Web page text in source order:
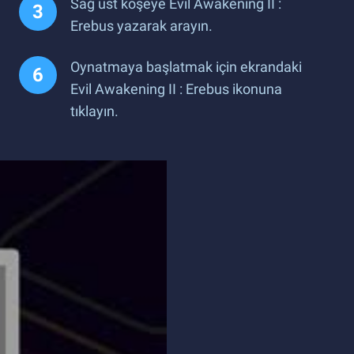
Sağ üst köşeye Evil Awakening II :
Erebus yazarak arayın.
Oynatmaya başlatmak için ekrandaki
Evil Awakening II : Erebus ikonuna
tıklayın.